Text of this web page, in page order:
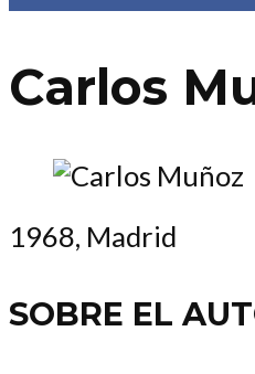
Carlos
1968, Madrid
SOBRE EL